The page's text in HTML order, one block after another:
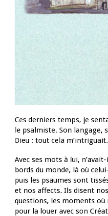
Ces derniers temps, je
le psalmiste. Son langage,
Dieu : tout cela m’intriguait.
Avec ses mots à lui,
bords du monde, là où
puis les psaumes sont
et nos affects. Ils disent
questions, les moments où
pour la louer avec son